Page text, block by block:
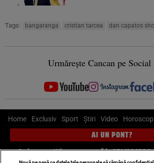
Tags: bangaranga cristian tarcea dan capatos
Urmărește Cancan pe
Home Exclusiv Sport Știri Video Horoscop
AI UN PONT?
Scrie-ne pe Whatsapp, sună la